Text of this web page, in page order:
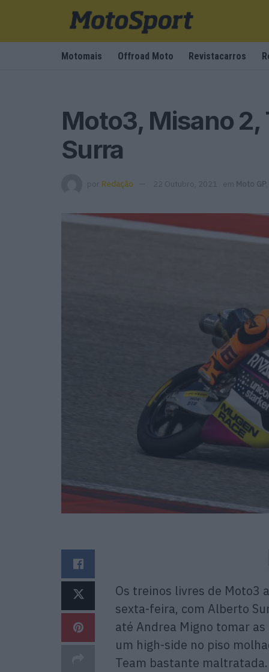
Motomais Offroad Moto Revistacarros
Moto3, Misano 2,
Surra
por Redação 22 Outubro, 2021 em Moto GP
Os treinos livres de Moto3
sexta-feira, com Alberto
até Andrea Migno tomar
um high-side no piso
Team bastante maltratada.